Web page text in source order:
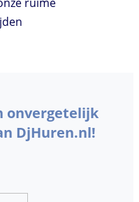
onvergetelijk
DjHuren.nl!